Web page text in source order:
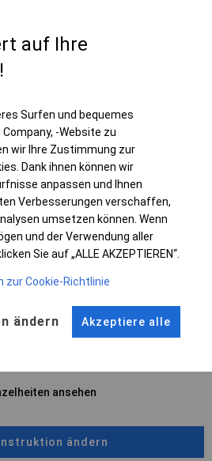
ansehen
ANSCHLÜSSE
Stahl ca.fi 42 mm
ansehen
ändern
auf Ihre
Surfen und bequemes
-Website zu
wir Ihre Zustimmung zur
Dank ihnen können wir
anpassen und Ihnen
Verbesserungen verschaffen,
umsetzen können. Wenn
und der Verwendung aller
Sie auf „ALLE AKZEPTIEREN“.
zur Cookie-Richtlinie
ändern Akzeptiere alle